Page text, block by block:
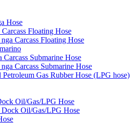
Hose
Carcass Floating Hose
Carcass Floating Hose
Carcass Submarine Hose
Carcass Submarine Hose
Gas Rubber Hose (LPG hose)
Oil/Gas/LPG Hose
Dock Oil/Gas/LPG Hose